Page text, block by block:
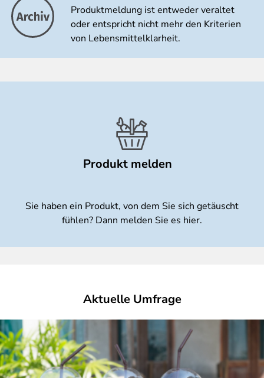
Produktmeldung ist entweder veraltet
oder entspricht nicht mehr den Kriterien
von Lebensmittelklarheit.
Produkt melden
Sie haben ein Produkt, von dem Sie sich getäuscht
fühlen? Dann melden Sie es hier.
Aktuelle Umfrage